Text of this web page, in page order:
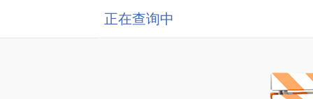
正在查询中